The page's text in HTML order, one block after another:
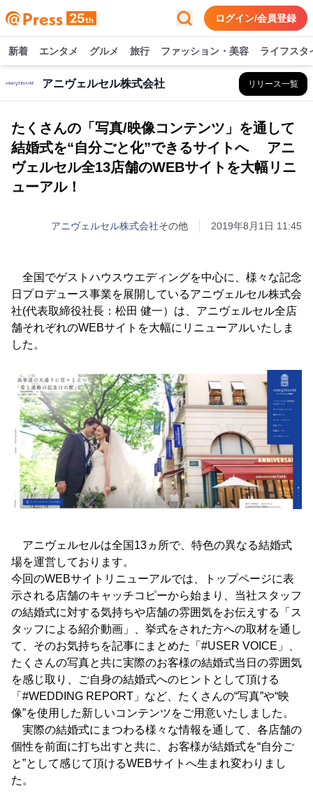
ログイン/会員登録
新着 エンタメ グルメ 旅行 ファッション・美容 ライフスタ
アニヴェルセル株式会社 リリース一覧
たくさんの「写真/映像コンテンツ」を通して
結婚式を“自分ごと化”できるサイトへ アニ
ヴェルセル全13店舗のWEBサイトを大幅リニ
ューアル！
アニヴェルセル株式会社その他 2019年8月1日 11:45
全国でゲストハウスウエディングを中心に、様々な記念
日プロデュース事業を展開しているアニヴェルセル株式会
社(代表取締役社長：松田 健一）は、アニヴェルセル全店
舗それぞれのWEBサイトを大幅にリニューアルいたしま
した。
アニヴェルセルは全国13ヵ所で、特色の異なる結婚式
場を運営しております。
今回のWEBサイトリニューアルでは、トップページに表
示される店舗のキャッチコピーから始まり、当社スタッフ
の結婚式に対する気持ちや店舗の雰囲気をお伝えする「ス
タッフによる紹介動画」、挙式をされた方への取材を通し
て、そのお気持ちを記事にまとめた「#USER VOICE」、
たくさんの写真と共に実際のお客様の結婚式当日の雰囲気
を感じ取り、ご自身の結婚式へのヒントとして頂ける
「#WEDDING REPORT」など、たくさんの“写真”や“映
像”を使用した新しいコンテンツをご用意いたしました。
実際の結婚式にまつわる様々な情報を通して、各店舗の
個性を前面に打ち出すと共に、お客様が結婚式を“自分ご
と”として感じて頂けるWEBサイトへ生まれ変わりまし
た。